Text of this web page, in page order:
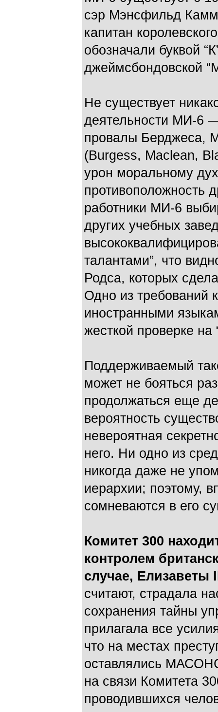
сэр Мэнсфильд
капитан
обозначали буквой
джеймсбондовской
Не существует
деятельности МИ-6 —
провалы Берджеса,
(Burgess, Maclean,
урон моральному
противоположность
работники МИ-6
других учебных
талантами”, что
Родса, которых
Одно из требований
иностранными
жесткой проверке на
Поддерживаемый
может не бояться
продолжаться еще
вероятность
невероятная
него. Ни одно из
никогда даже не
иерархии; поэтому,
сомневаются в его
Комитет 300
контролем
случае, Елизаветы
считают, страдала
сохранения тайны
прилагала все
что на местах
оставлялись
на связи Комитета
проводившихся